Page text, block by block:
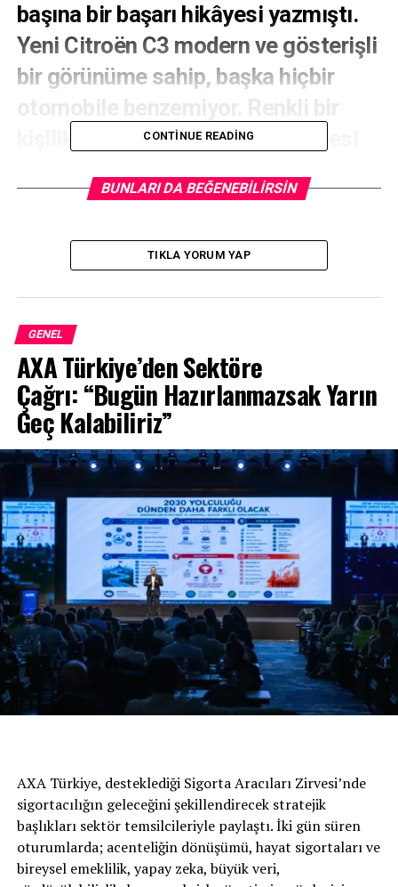
başına bir başarı hikâyesi yazmıştı.
Yeni Citroën C3 modern ve gösterişli
bir görünüme sahip, başka hiçbir
kişilik ve benzersiz konfor seviyesi
ile sınıfındaki diğer otomobillerden
ayrışıyor.
Yeni konsept otomobillerden ilham alınan ve yeni LED
farlarla desteklenen ve tamamen yeni Citroën kimliğini
yansıtan karakterli bir ön görünümü beraberinde
getirirken; zengin dış görünüm kombinasyonu, üç yeni
tavan dekoru, yeni alaşım jantı ve ikisi de yeni olmak
üzere iki farklı iç ambiyans alternatifi ile yeni Citroën C3
son derece zengin bir özelleştirme ve kişiselleştirme
segmentlerde kullanıma sunulan yeni Advanced
Comfort koltuklar tamamen yeni bir araç içi konfor
deneyimi sunarken, 12 farklı ileri sürüş destek sistemi,
yedi inç dokunmatik ekranı ve akıllı telefon ekran
yansıtması için Mirror Screen de dahil olmak üzere
CONTINUE READING
BUNLARI DA BEĞENEBILIRSIN
TIKLA YORUM YAP
GENEL
AXA Türkiye’den Sektöre
Çağrı: “Bugün Hazırlanmazsak Yarın
Geç Kalabiliriz”
AXA Türkiye, desteklediği Sigorta Aracıları Zirvesi’nde
sigortacılığın geleceğini şekillendirecek stratejik
başlıkları sektör temsilcileriyle paylaştı. İki gün süren
oturumlarda; acenteliğin dönüşümü, hayat sigortaları ve
bireysel emeklilik, yapay zeka, büyük veri,